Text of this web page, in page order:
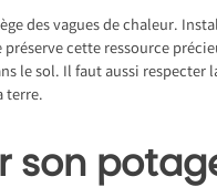
des vagues de chaleur.
cette ressource
le sol. Il faut aussi respecter
terre.
son